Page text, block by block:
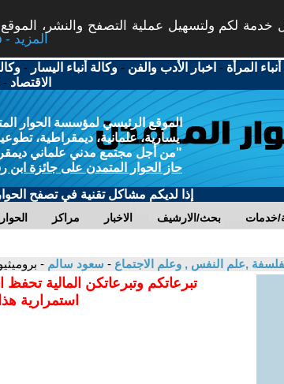
خدمة لكم ولتسهيل عملية التصفح والنشر،
More info - المزيد
المرأة - اخبار الأدب والفن -وكالة أنباء اليسار -
الاقتصاد -
الموقع الرئيسي لمؤسسة الحوار
يسارية، علمانية، ديمقراطية،
"من أجل مجتمع مدني علماني
حاز الحوار المتمدن على جائزة ابن
إذا لديكم مشاكل تقنية في تصفح
مراكز الاخبار بحث/الارشيف خدمات
,علم النفس , وعلم الاجتماع - سعود سالم -
تبرعاتكم وتبرعاتكن المالية
استمرارية